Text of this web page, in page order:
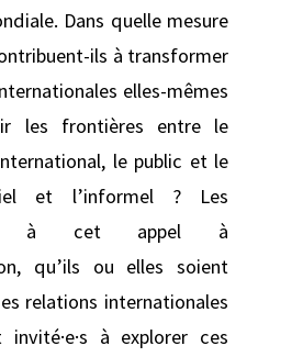
Dans quelle mesure
ils à transformer
elles-mêmes
les frontières entre le
le public et le
et l’informel ? Les
à cet appel à
qu’ils ou elles soient
relations internationales
à explorer ces